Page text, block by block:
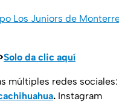
Los Juniors de
Solo da clic aquí
múltiples redes
. Instagram